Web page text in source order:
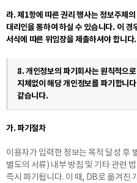
라. 제1항에 따른 권리 행사는 정보주체
대리인을 통하여 하실 수 있습니다. 이
서식에 따른 위임장을 제출하셔야 합니다.
8. 개인정보의 파기회사는 원칙적으
지체없이 해당 개인정보를 파기합니
같습니다.
가. 파기절차
이용자가 입력한 정보는 목적 달성 후
별도의 서류) 내부 방침 및 기타 관련
즉시 파기됩니다. 이 때, DB로 옮겨진